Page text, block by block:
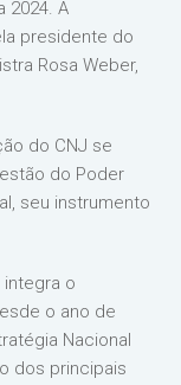
2024. A
presidente do
Rosa Weber,
do CNJ se
do Poder
seu instrumento
integra o
o ano de
Nacional
dos principais